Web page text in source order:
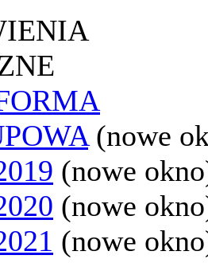
(nowe
(nowe
(nowe
(nowe